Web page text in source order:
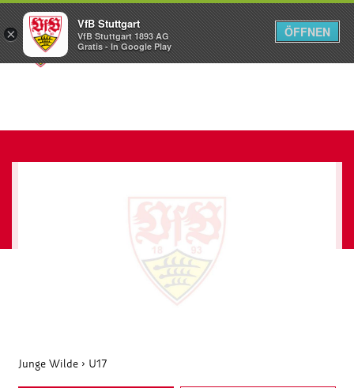
Menü
Junge Wilde › U17
×
VfB Stuttgart
VfB Stuttgart 1893 AG
Gratis - In Google Play
ÖFFNEN